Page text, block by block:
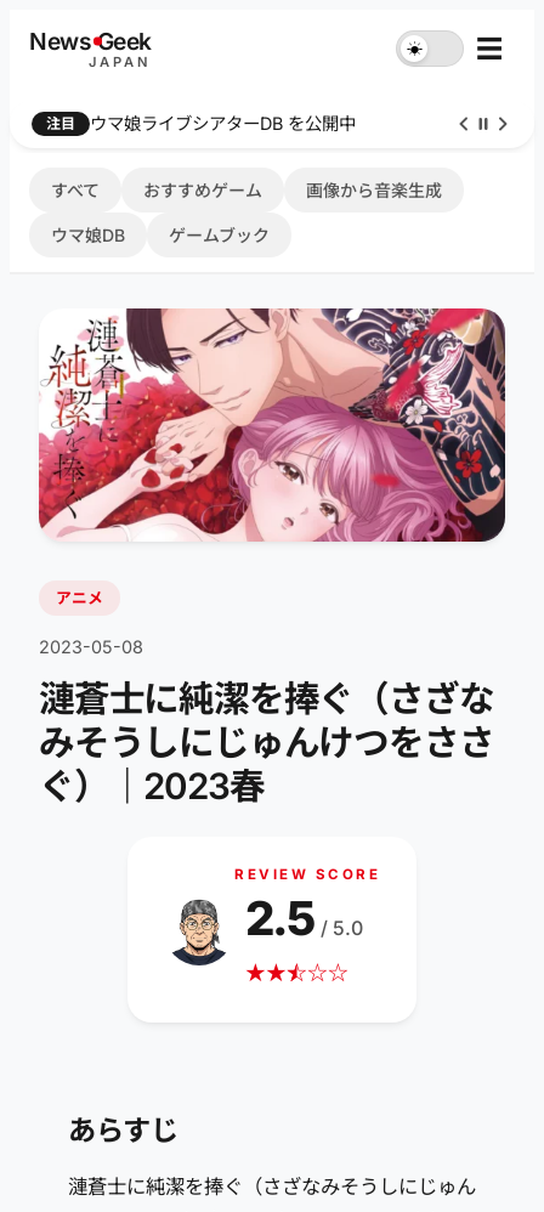
NewsGeek
JAPAN
☀︎ ☰
注目 ウマ娘ライブシアターDB を公開中
すべて おすすめゲーム 画像から音楽生成
ウマ娘DB ゲームブック
アニメ
2023-05-08
漣蒼士に純潔を捧ぐ（さざな
みそうしにじゅんけつをささ
ぐ）｜2023春
REVIEW SCORE
★★☆
★☆☆
2.5 / 5.0
あらすじ
漣蒼士に純潔を捧ぐ（さざなみそうしにじゅん